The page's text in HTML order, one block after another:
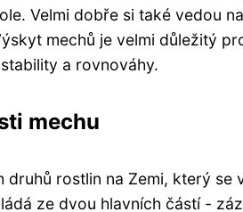
Velmi dobře si také vedou
mechů je velmi důležitý
a rovnováhy.
mechu
druhů rostlin na Zemi, který
ze dvou hlavních částí -